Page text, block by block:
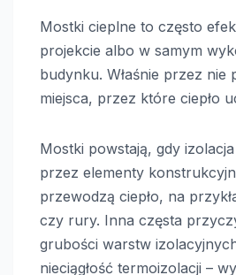
Mostki cieplne to często
projekcie albo w samym
budynku. Właśnie przez nie
miejsca, przez które ciepło
Mostki powstają, gdy
przez elementy
przewodzą ciepło, na
czy rury. Inna częsta
grubości warstw
nieciągłość termoizolacji –